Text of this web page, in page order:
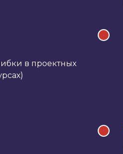
в проектных